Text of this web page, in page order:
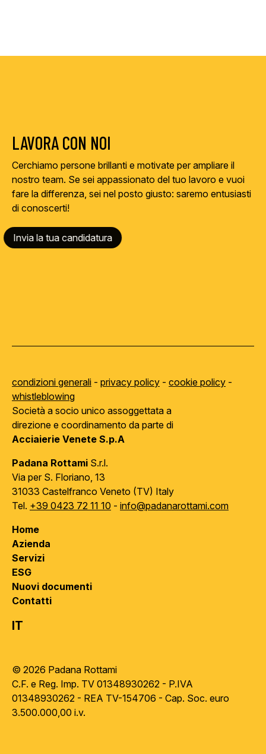
LAVORA CON NOI
Cerchiamo persone brillanti e motivate per ampliare il
nostro team. Se sei appassionato del tuo lavoro e vuoi
fare la differenza, sei nel posto giusto: saremo entusiasti
di conoscerti!
Invia la tua candidatura
condizioni generali - privacy policy - cookie policy -
whistleblowing
Società a socio unico assoggettata a
direzione e coordinamento da parte di
Acciaierie Venete S.p.A
Padana Rottami S.r.l.
Via per S. Floriano, 13
31033 Castelfranco Veneto (TV) Italy
Tel. +39 0423 72 11 10 - info@padanarottami.com
Home
Azienda
Servizi
ESG
Nuovi documenti
Contatti
IT
© 2026 Padana Rottami
C.F. e Reg. Imp. TV 01348930262 - P.IVA
01348930262 - REA TV-154706 - Cap. Soc. euro
3.500.000,00 i.v.